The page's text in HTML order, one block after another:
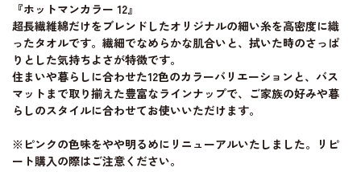
『ホットマンカラー 12』
超長繊維綿だけをブレンドしたオリジナルの細い糸を高密度に織
ったタオルです。繊細でなめらかな肌合いと、拭いた時のさっぱ
りとした気持ちよさが特徴です。
住まいや暮らしに合わせた12色のカラーバリエーションと、バス
マットまで取り揃えた豊富なラインナップで、ご家族の好みや暮
らしのスタイルに合わせてお使いいただけます。
※ピンクの色味をやや明るめにリニューアルいたしました。リピ
ート購入の際はご注意ください。